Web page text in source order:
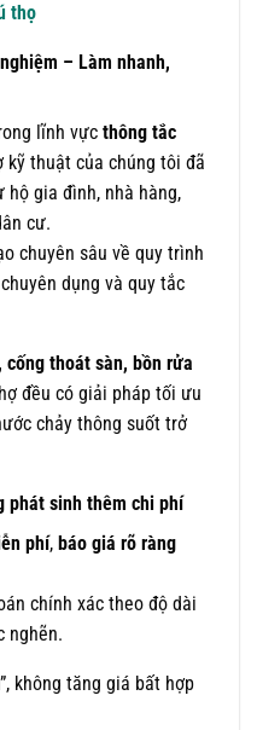
thọ
– Làm nhanh,
lĩnh vực thông tắc
kỹ thuật của chúng tôi đã
gia đình, nhà hàng,
cư.
chuyên sâu về quy trình
dụng và quy tắc
cống thoát sàn, bồn rửa
đều có giải pháp tối ưu
chảy thông suốt trở
phát sinh thêm chi phí
phí, báo giá rõ ràng
chính xác theo độ dài
nghẽn.
không tăng giá bất hợp